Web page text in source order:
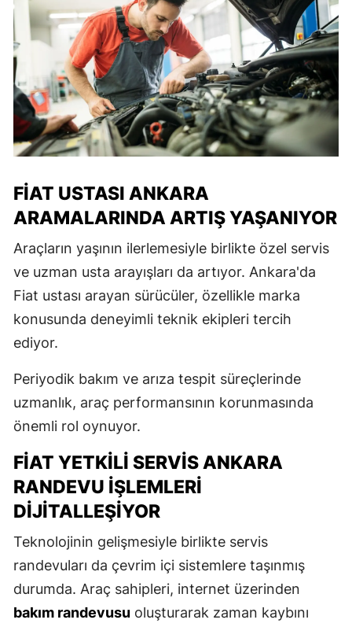
FIAT USTASI ANKARA
ARAMALARINDA ARTIŞ YAŞANIYOR
Araçların yaşının ilerlemesiyle birlikte özel servis
ve uzman usta arayışları da artıyor. Ankara'da
Fiat ustası arayan sürücüler, özellikle marka
konusunda deneyimli teknik ekipleri tercih
ediyor.
Periyodik bakım ve arıza tespit süreçlerinde
uzmanlık, araç performansının korunmasında
önemli rol oynuyor.
FIAT YETKILI SERVIS ANKARA
RANDEVU İŞLEMLERI
DIJITALLEŞIYOR
Teknolojinin gelişmesiyle birlikte servis
randevuları da çevrim içi sistemlere taşınmış
durumda. Araç sahipleri, internet üzerinden
bakım randevusu oluşturarak zaman kaybını